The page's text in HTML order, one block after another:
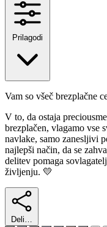
Prilagodi
Vam so všeč brezplačne
V to, da ostaja
brezplačen, vlagamo vse
navlake, samo zanesljivi
najlepši način, da se
delitev pomaga
življenju. 💛
Deli…